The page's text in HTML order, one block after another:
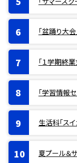
「盆踊り大
「１学期終業
「学習情報
生活科「ス
夏プール＆